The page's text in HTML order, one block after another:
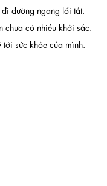
đường ngang lối tắt.
chưa có nhiều khởi sắc.
sức khỏe của mình.